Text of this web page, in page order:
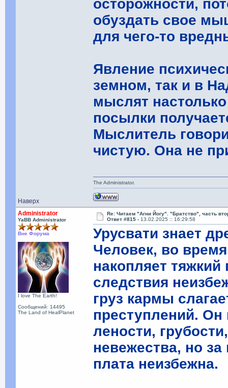
осторожности,
обуздать свое
для чего-то
Явление
земном, так и в
мыслят
посылки
Мыслитель
чистую. Она не
Наверх
The Administrator.
Administrator
YaBB Administrator
Вне Форума
I love The Earth!
Сообщений: 14495
The Land of HealPlanet
Re: Читаем "Агни Йогу". "Братство", часть
Ответ #815 - 13.02.2025 :: 16:29:58
Урусвати знает
Человек, во
накопляет
следствия
груз кармы
преступлений. Он
лености,
невежества, но за
плата неизбежна.